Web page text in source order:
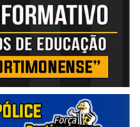
1 - 1
Portimonense
Portimonense
SC - Campo Major DN Nº2
3 - 3
AA Bela Vista
SC - Campo Major DN Nº2